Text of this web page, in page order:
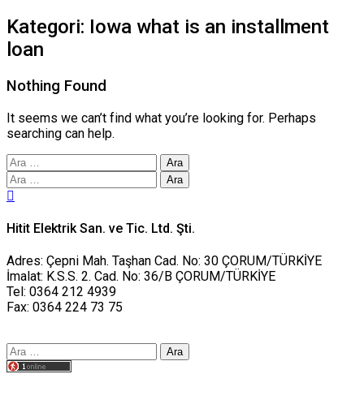
Kategori: Iowa what is an installment
loan
Nothing Found
It seems we can’t find what you’re looking for. Perhaps
searching can help.
Arama:
Arama:
Hitit Elektrik San. ve Tic. Ltd. Şti.
Adres: Çepni Mah. Taşhan Cad. No: 30 ÇORUM/TÜRKİYE
İmalat: K.S.S. 2. Cad. No: 36/B ÇORUM/TÜRKİYE
Tel: 0364 212 4939
Fax: 0364 224 73 75
Arama: